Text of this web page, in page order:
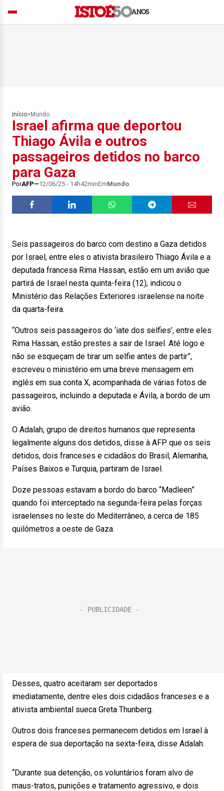
Início> Mundo
Israel afirma que deportou
Thiago Ávila e outros
passageiros detidos no barco
para Gaza
PorAFP 12/06/25 - 14h42minEmMundo
Seis passageiros do barco com destino a Gaza detidos
por Israel, entre eles o ativista brasileiro Thiago Ávila e a
deputada francesa Rima Hassan, estão em um avião que
partirá de Israel nesta quinta-feira (12), indicou o
Ministério das Relações Exteriores israelense na noite
da quarta-feira.
“Outros seis passageiros do ‘iate dos selfies’, entre eles
Rima Hassan, estão prestes a sair de Israel. Até logo e
não se esqueçam de tirar um selfie antes de partir”,
escreveu o ministério em uma breve mensagem em
inglês em sua conta X, acompanhada de várias fotos de
passageiros, incluindo a deputada e Ávila, a bordo de um
avião.
O Adalah, grupo de direitos humanos que representa
legalmente alguns dos detidos, disse à AFP que os seis
detidos, dois franceses e cidadãos do Brasil, Alemanha,
Países Baixos e Turquia, partiram de Israel.
Doze pessoas estavam a bordo do barco “Madleen”
quando foi interceptado na segunda-feira pelas forças
israelenses no leste do Mediterrâneo, a cerca de 185
quilômetros a oeste de Gaza.
Desses, quatro aceitaram ser deportados
imediatamente, dentre eles dois cidadãos franceses e a
ativista ambiental sueca Greta Thunberg.
Outros dois franceses permanecem detidos em Israel à
espera de sua deportação na sexta-feira, disse Adalah.
“Durante sua detenção, os voluntários foram alvo de
maus-tratos, punições e tratamento agressivo, e dois